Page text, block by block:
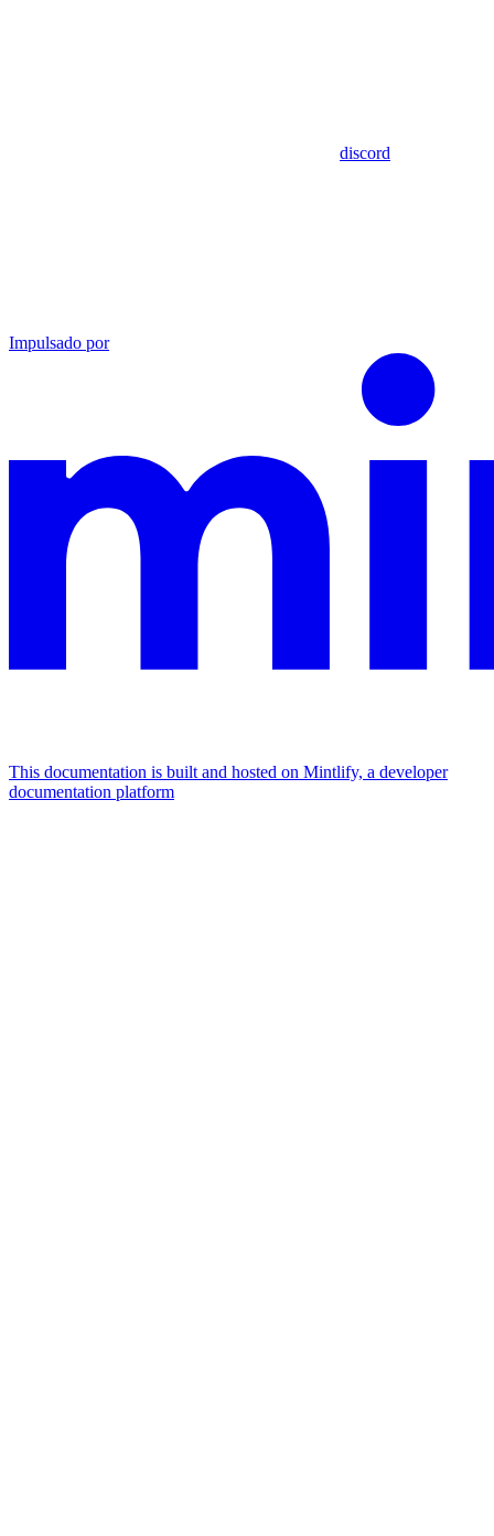
discord
Impulsado por
This documentation is built and hosted on Mintlify, a developer
documentation platform